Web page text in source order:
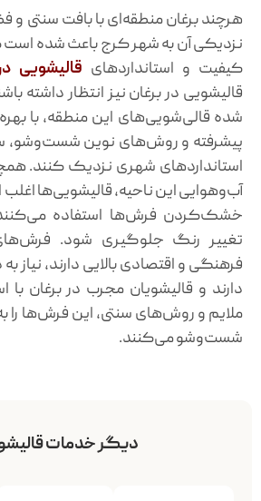
هرچند برغان منطقه‌ای با بافت سنتی و
نزدیکی آن به شهر کرج باعث شده است
کیفیت و استانداردهای قالیشویی
قالیشویی در برغان نیز انتظار داشته
شده قالی‌شویی‌های این منطقه، با
پیشرفته و روش‌های نوین شست‌وشو،
استانداردهای شهری نزدیک کنند.
آب‌وهوایی این ناحیه، قالیشویی‌ها
خشک‌کردن فرش‌ها استفاده
تغییر رنگ جلوگیری شود.
فرهنگی و اقتصادی بالایی دارند، نیاز
دارند و قالیشویان مجرب در برغان با
ملایم و روش‌های سنتی، این فرش‌ها
شست‌وشو می‌کنند.
دیگر خدمات